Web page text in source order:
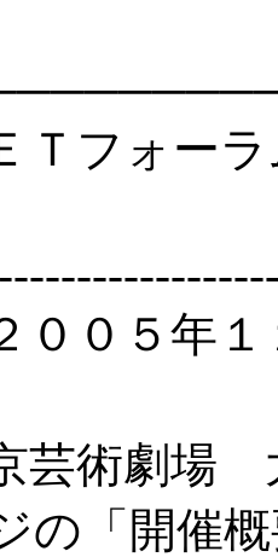
Ｔフォー
０５年１
芸術劇場
の「開催